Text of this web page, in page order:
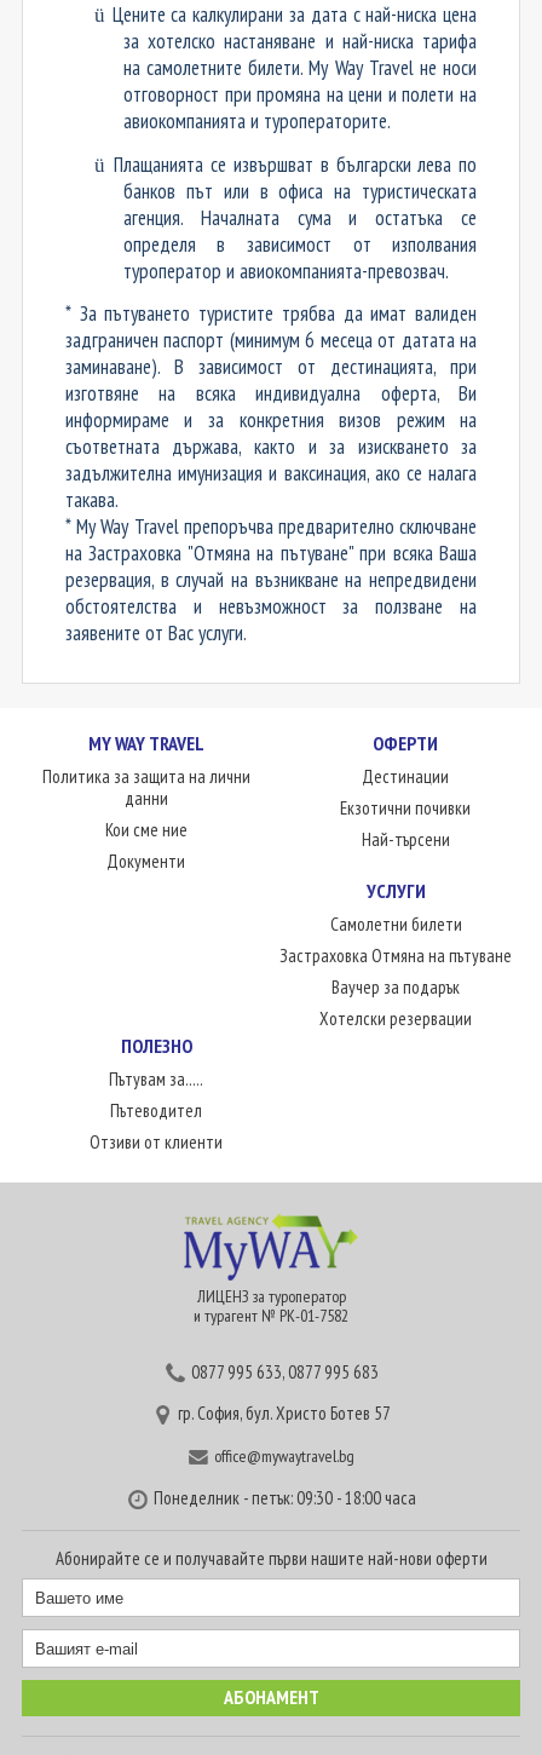
ü Цените са калкулирани за дата с най-ниска ​цена
за хотелско настаняване​ и най-ниска тарифа
на самолетните билети. My Way Travel не носи
отговорност при промяна на цени и полети на
авиокомпанията и туроператорите.
ü Плащанията се извършват в български лева по
банков път или в офиса на туристическата
агенция. Началната сума и остатъка се
определя в зависимост от изполвания
туроператор и авиокомпанията-превозвач.
* За пътуването туристите трябва да имат валиден
задграничен паспорт (минимум 6 месеца от датата на
заминаване). В зависимост от дестинацията, при
изготвяне на всяка индивидуална оферта, Ви
информираме и за конкретния визов режим на
съответната държава, както и за изискването за
задължителна имунизация и ваксинация, ако се налага
такава.
* My Way Travel препоръчва предварително сключване
на Застраховка "Отмяна на пътуване" при всяка Ваша
резервация, в случай на възникване на непредвидени
обстоятелства и невъзможност за ползване на
заявените от Вас услуги.
MY WAY TRAVEL
Политика за защита на лични
данни
Кои сме ние
Документи
ОФЕРТИ
Дестинации
Екзотични почивки
Най-търсени
УСЛУГИ
Самолетни билети
Застраховка Отмяна на пътуване
Ваучер за подарък
Хотелски резервации
ПОЛЕЗНО
Пътувам за.....
Пътеводител
Отзиви от клиенти
ЛИЦЕНЗ за туроператор
и турагент № РК-01-7582
0877 995 633,0877 995 683
гр. София, бул. Христо Ботев 57
office@mywaytravel.bg
Понеделник - петък: 09:30 - 18:00 часа
Абонирайте се и получавайте първи нашите най-нови оферти